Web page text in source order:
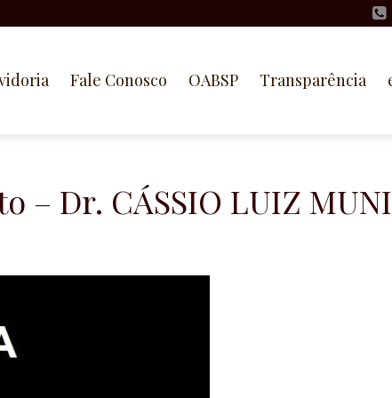
Fale Conosco OABSP Transparência
– Dr. CÁSSIO LUIZ